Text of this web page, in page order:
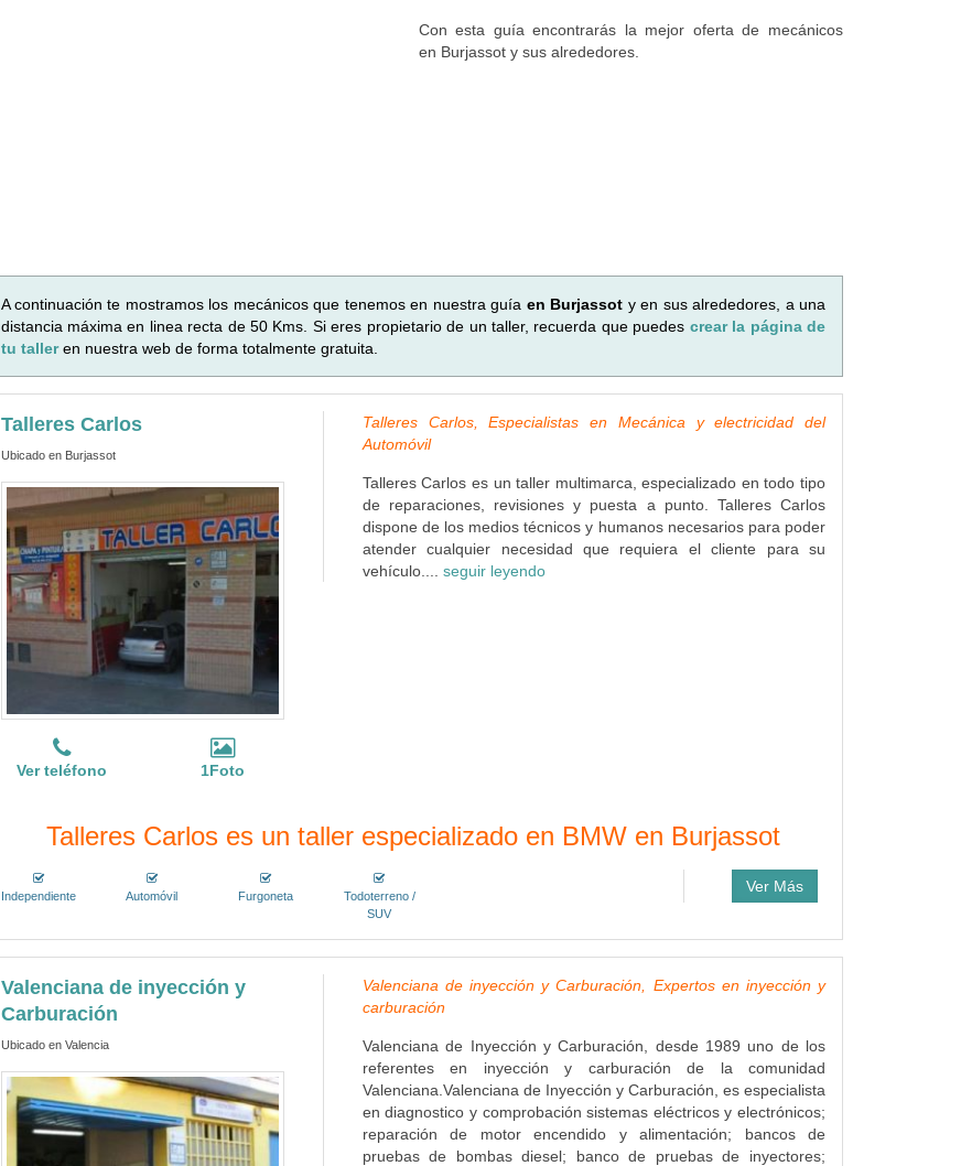
Con esta guía encontrarás la mejor oferta de mecánicos
en Burjassot y sus alrededores.
A continuación te mostramos los mecánicos que tenemos en nuestra guía en Burjassot y en sus alrededores, a una
distancia máxima en linea recta de 50 Kms. Si eres propietario de un taller, recuerda que puedes crear la página de
tu talleren nuestra web de forma totalmente gratuita.
Talleres Carlos
Ubicado en Burjassot
Ver teléfono 1Foto
Talleres Carlos, Especialistas en Mecánica y electricidad del
Automóvil
Talleres Carlos es un taller multimarca, especializado en todo tipo
de reparaciones, revisiones y puesta a punto. Talleres Carlos
dispone de los medios técnicos y humanos necesarios para poder
atender cualquier necesidad que requiera el cliente para su
vehículo.... seguir leyendo
Talleres Carlos es un taller especializado en BMW en Burjassot
Independiente Automóvil Furgoneta
Todoterreno /
SUV
Ver Más
Valenciana de inyección y
Carburación
Ubicado en Valencia
Valenciana de inyección y Carburación, Expertos en inyección y
carburación
Valenciana de Inyección y Carburación, desde 1989 uno de los
referentes en inyección y carburación de la comunidad
Valenciana.Valenciana de Inyección y Carburación, es especialista
en diagnostico y comprobación sistemas eléctricos y electrónicos;
reparación de motor encendido y alimentación; bancos de
pruebas de bombas diesel; banco de pruebas de inyectores;